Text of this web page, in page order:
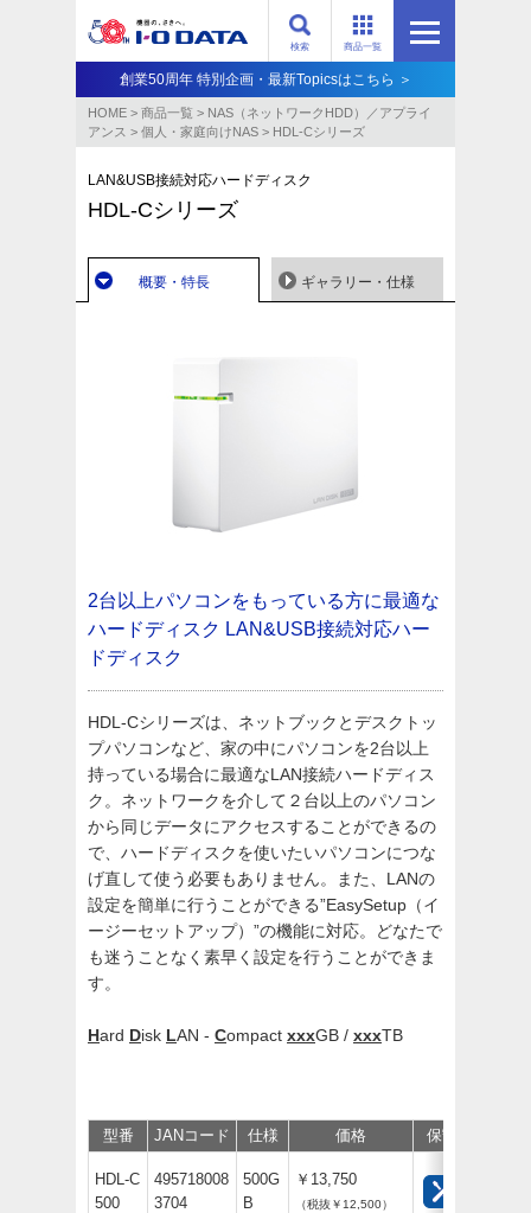
商品一覧
検索
創業50周年 特別企画・最新Topicsはこちら ＞
HOME > 商品一覧 > NAS（ネットワークHDD）／アプライ
アンス​ > 個人・家庭向けNAS > HDL-Cシリーズ
LAN&USB接続対応ハードディスク
HDL-Cシリーズ
概要・特長 ギャラリー・仕様
2台以上パソコンをもっている方に最適な
ハードディスク LAN&USB接続対応ハー
ドディスク
HDL-Cシリーズは、ネットブックとデスクトッ
プパソコンなど、家の中にパソコンを2台以上
持っている場合に最適なLAN接続ハードディス
ク。ネットワークを介して２台以上のパソコン
から同じデータにアクセスすることができるの
で、ハードディスクを使いたいパソコンにつな
げ直して使う必要もありません。また、LANの
設定を簡単に行うことができる”EasySetup（イ
ージーセットアップ）”の機能に対応。どなたで
も迷うことなく素早く設定を行うことができま
す。
Hard Disk LAN - Compact xxxGB / xxxTB
型番 JANコード 仕様 価格 保守
HDL-C
500
495718008
3704
500G
B
￥13,750
（税抜￥12,500）